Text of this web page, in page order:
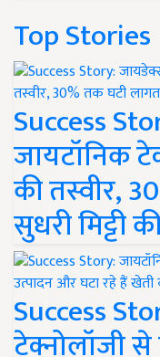
Top Stories
Success
जायटॉनिक
की तस्वीर,
सुधरी मिट्टी
Success
टेक्नोलॉजी